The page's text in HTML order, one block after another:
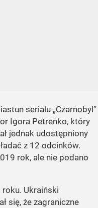
serialu „Czarnobyl”
Igora Petrenko, który
jednak udostępniony
z 12 odcinków.
rok, ale nie podano
Ukraiński
się, że zagraniczne